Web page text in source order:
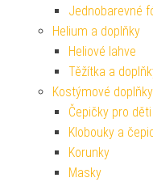
Jednobarevné
Helium a doplňky
Heliové lahve
Těžítka a
Kostýmové
Čepičky pro děti
Klobouky a
Korunky
Masky